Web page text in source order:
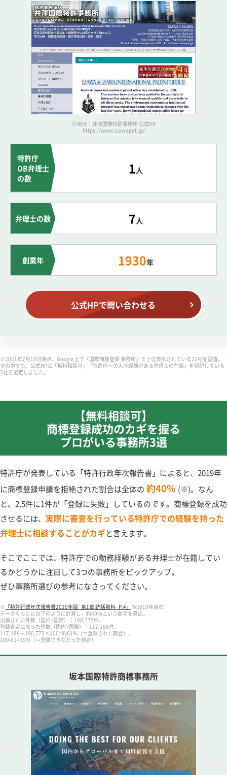
引用元：井澤国際特許事務所 公式HP
https://www.izawapat.jp/
特許庁
OB弁理士
の数
1人
弁理士の数 7人
創業年 1930年
公式HPで問い合わせる
※2021年7月15日時点、Google上で「国際商標登録 事務所」で上位表示されている22社を調査。
その中でも、公式HPに「無料相談可」「特許庁への入庁経験がある弁理士の在籍」を明記している
3社を選定しました。
【無料相談可】
商標登録成功のカギを握る
プロがいる事務所3選
特許庁が発表している「特許行政年次報告書」によると、2019年
に商標登録申請を拒絶された割合は全体の 約40％ (※)。なん
と、2.5件に1件が「登録に失敗」しているのです。商標登録を成功
させるには、 実際に審査を行っている特許庁での経験を持った
弁理士に相談することがカギと言えます。
そこでここでは、特許庁での勤務経験がある弁理士が在籍してい
るかどうかに注目して3つの事務所をピックアップ。
ぜひ事務所選びの参考になさってください。
※ 「特許行政年次報告書2020年版_第1章 統括資料_P.4」 の2019年度の
データをもとに以下のように計算し、約40％という数字を算出。
出願された件数（国内+国際）：190,773件、
登録査定になった件数（国内+国際）：117,186件、
117,186÷190,773×100=約61%（＝登録された割合）、
100-61=39%（＝登録できなかった割合）
坂本国際特許商標事務所